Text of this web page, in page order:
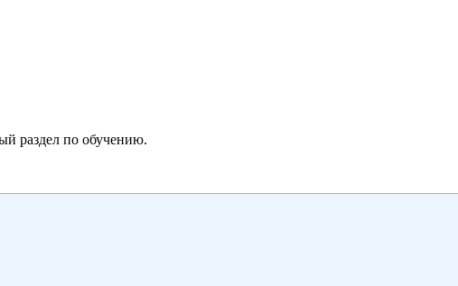
раздел по обучению.